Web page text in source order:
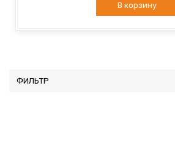
В корзину
ФИЛЬТР